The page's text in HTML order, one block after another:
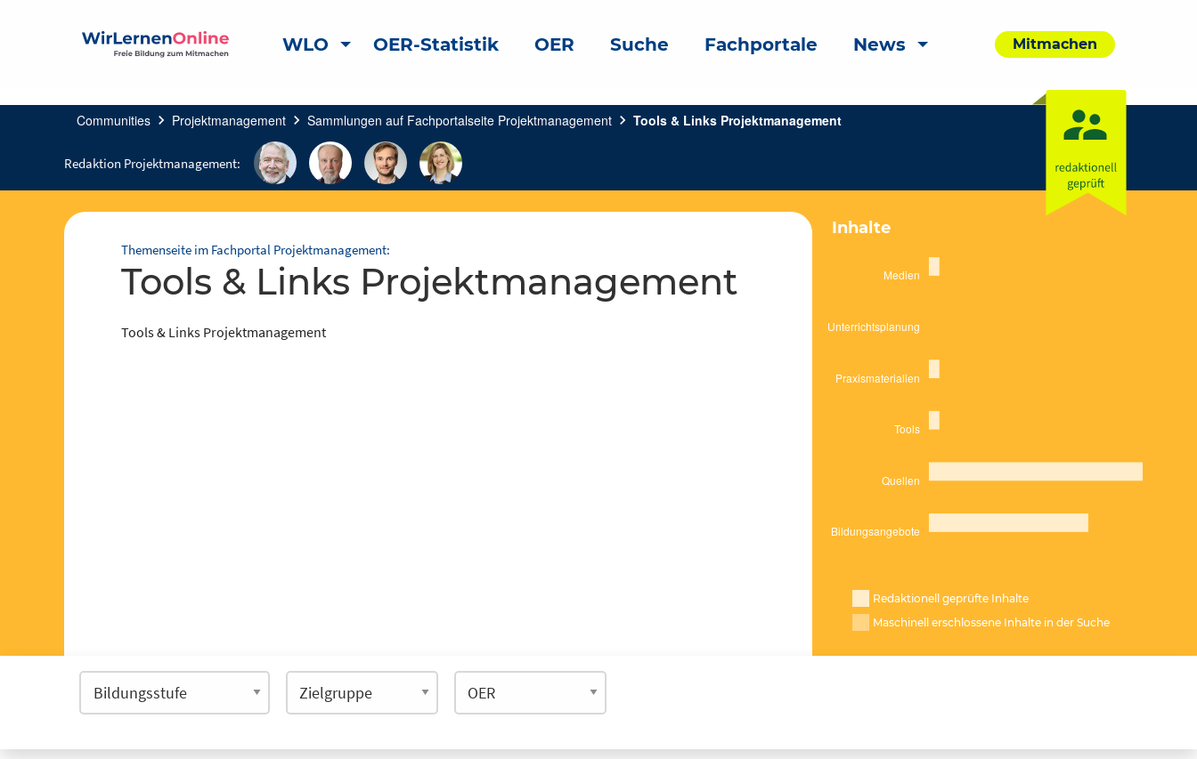
WLO OER-Statistik OER Suche Fachportale News Mitmachen
Communities chevron_right Projektmanagement chevron_right Sammlungen auf Fachportalseite Projektmanagement chevron_right Tools & Links Projektmanagement
Redaktion Projektmanagement:
Themenseite im Fachportal Projektmanagement:
Tools & Links Projektmanagement
Tools & Links Projektmanagement
Inhalte
Redaktionell geprüfte Inhalte
Maschinell erschlossene Inhalte in der Suche